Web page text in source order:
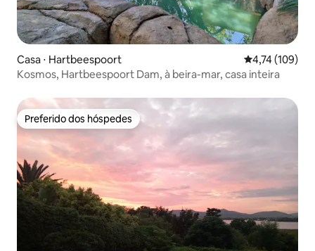
Casa ⋅ Hartbeespoort 4,74 de uma
4,74 (109)
Kosmos, Hartbeespoort Dam, à beira-mar, casa inteira
Preferido dos hóspedes
Preferido dos hóspedes